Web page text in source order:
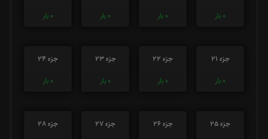
0 بار
0 بار
0 بار
0 بار
جزء 21
0 بار
جزء 22
0 بار
جزء 23
0 بار
جزء 24
0 بار
جزء 25
جزء 26
جزء 27
جزء 28